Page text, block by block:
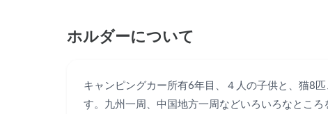
ホルダーについて
キャンピングカー所有6年目、４人の子供と、猫8
す。九州一周、中国地方一周などいろいろなとこ